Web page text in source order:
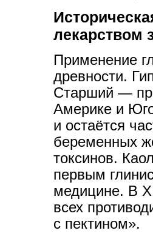
лекарством
Применение
древности.
Старший —
Америке и
и остаётся
беременных
токсинов.
первым
медицине. В
всех
с пектином».